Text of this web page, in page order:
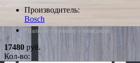
Производитель:
Bosch
*Наличие уточняйте у менеджера
17480 руб.
Кол-во: